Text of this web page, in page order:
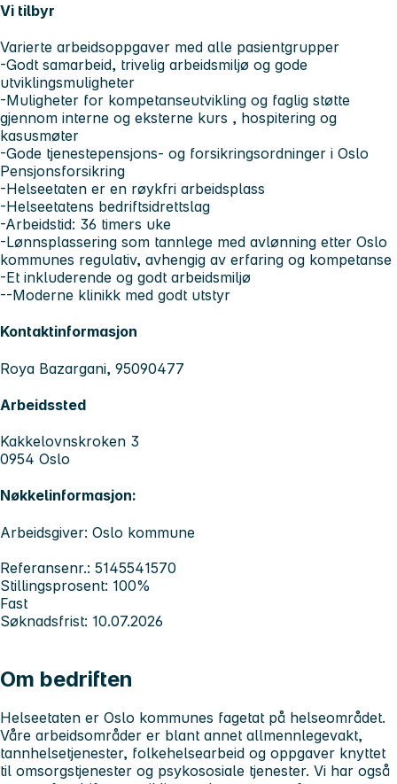
Vi tilbyr
Varierte arbeidsoppgaver med alle pasientgrupper
-Godt samarbeid, trivelig arbeidsmiljø og gode
utviklingsmuligheter
-Muligheter for kompetanseutvikling og faglig støtte
gjennom interne og eksterne kurs , hospitering og
kasusmøter
-Gode tjenestepensjons- og forsikringsordninger i Oslo
Pensjonsforsikring
-Helseetaten er en røykfri arbeidsplass
-Helseetatens bedriftsidrettslag
-Arbeidstid: 36 timers uke
-Lønnsplassering som tannlege med avlønning etter Oslo
kommunes regulativ, avhengig av erfaring og kompetanse
-Et inkluderende og godt arbeidsmiljø
--Moderne klinikk med godt utstyr
Kontaktinformasjon
Roya Bazargani, 95090477
Arbeidssted
Kakkelovnskroken 3
0954 Oslo
Nøkkelinformasjon:
Arbeidsgiver: Oslo kommune
Referansenr.: 5145541570
Stillingsprosent: 100%
Fast
Søknadsfrist: 10.07.2026
Om bedriften
Helseetaten er Oslo kommunes fagetat på helseområdet.
Våre arbeidsområder er blant annet allmennlegevakt,
tannhelsetjenester, folkehelsearbeid og oppgaver knyttet
til omsorgstjenester og psykososiale tjenester. Vi har også